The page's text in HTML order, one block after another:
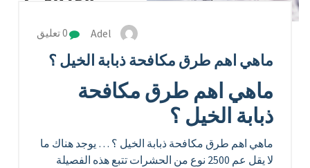
Adel 0 تعليق
ماهي اهم طرق مكافحة ذبابة الخيل ؟
ماهي اهم طرق مكافحة
ذبابة الخيل ؟
ماهي اهم طرق مكافحة ذبابة الخيل ؟ … يوجد هناك ما
لا يقل عم 2500 نوع من الحشرات تتبع هذه الفصيلة